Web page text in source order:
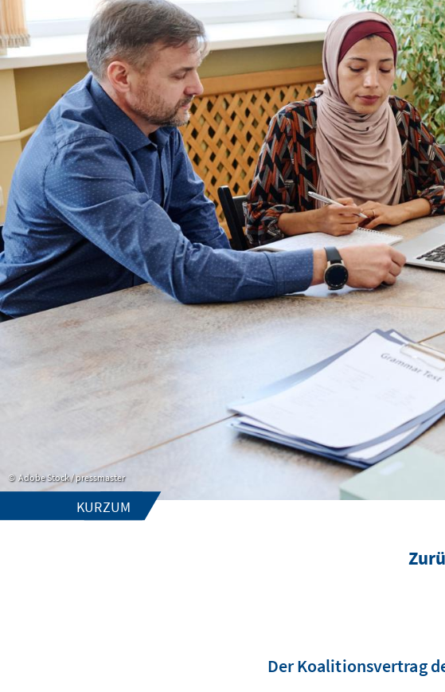
Adobe Stock / pressmaster
KURZUM
Der Koalitionsvertrag